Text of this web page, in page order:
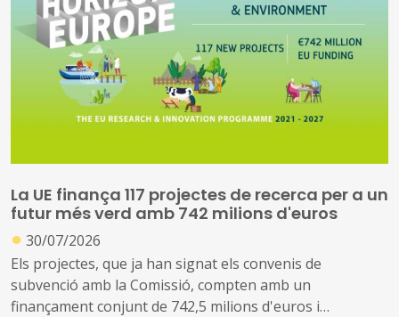
La UE finança 117 projectes de recerca per a un
futur més verd amb 742 milions d'euros
● 30/07/2026
Els projectes, que ja han signat els convenis de
subvenció amb la Comissió, compten amb un
finançament conjunt de 742,5 milions d'euros i